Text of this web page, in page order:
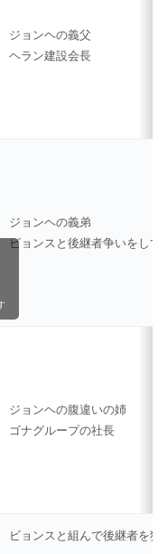
ジョンヘの義父
ヘラン建設会長
ジョンヘの義弟
ビョンスと後継者争いをして
ジョンヘの腹違いの姉
ゴナグループの社長
ビョンスと組んで後継者を狙